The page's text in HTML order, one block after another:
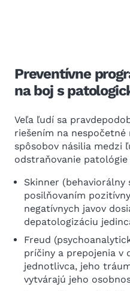
Preventívne
na boj s
Veľa ľudí sa
riešením na
spôsobov násilia medzi
odstraňovanie patológie
Skinner (behaviorálny
posilňovaním
negatívnych javov
depatologizáciu
Freud
príčiny a prepojenia v
jednotlivca, jeho
vytvárajú jeho